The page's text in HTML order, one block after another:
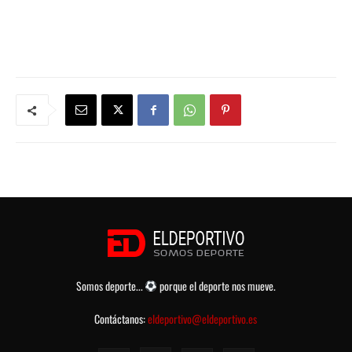
Somos deporte...
porque el deporte nos mueve.
Contáctanos:eldeportivo@eldeportivo.es